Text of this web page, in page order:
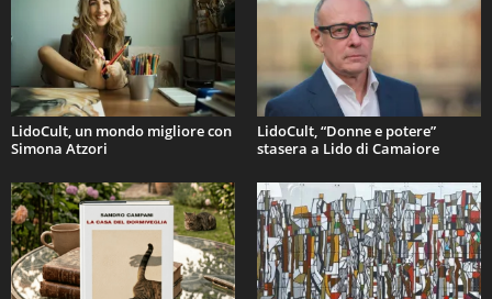
LidoCult, un mondo migliore con
Simona Atzori
LidoCult, “Donne e potere”
stasera a Lido di Camaiore